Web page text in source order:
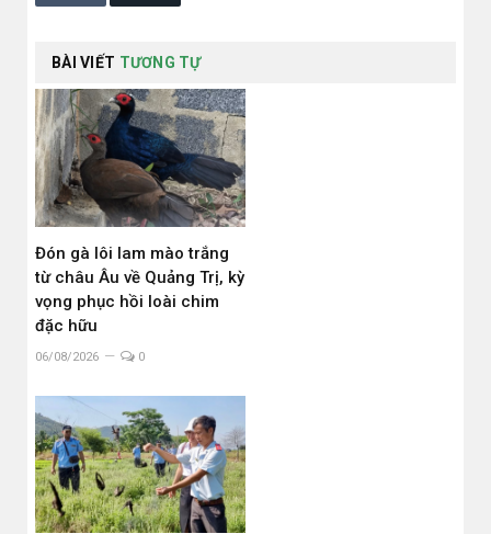
BÀI VIẾT TƯƠNG TỰ
Đón gà lôi lam mào trắng
từ châu Âu về Quảng Trị, kỳ
vọng phục hồi loài chim
đặc hữu
06/08/2026 0